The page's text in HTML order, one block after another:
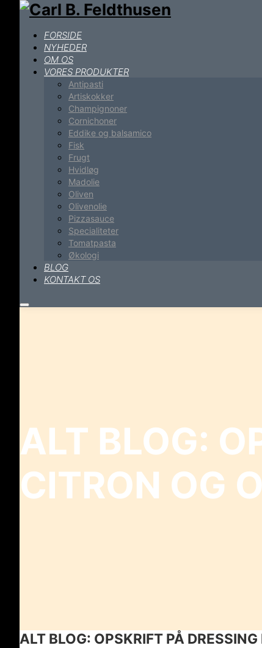
FORSIDE
NYHEDER
OM OS
VORES PRODUKTER
Antipasti
Artiskokker
Champignoner
Cornichoner
Eddike og balsamico
Fisk
Frugt
Hvidløg
Madolie
Oliven
Olivenolie
Pizzasauce
Specialiteter
Tomatpasta
Økologi
BLOG
KONTAKT OS
Hovedmenu
ALT BLOG:
CITRON OG
ALT BLOG: OPSKRIFT PÅ